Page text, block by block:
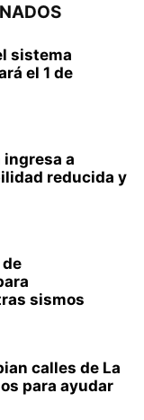
sistema
el 1 de
ingresa a
reducida y
sismos
calles de La
para ayudar